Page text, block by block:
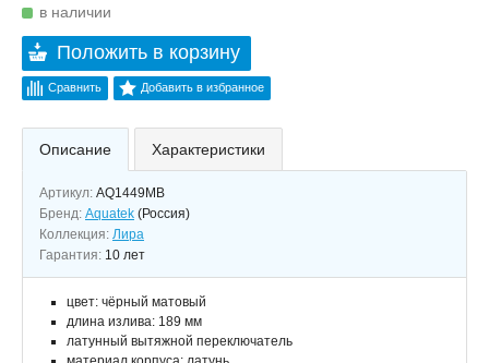
в наличии
Положить в корзину
Сравнить Добавить в избранное
Описание Характеристики
Артикул: AQ1449MB
Бренд: Aquatek (Россия)
Коллекция: Лира
Гарантия: 10 лет
цвет: чёрный матовый
длина излива: 189 мм
латунный вытяжной переключатель